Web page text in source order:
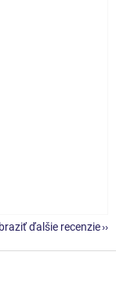
ďalšie recenzie